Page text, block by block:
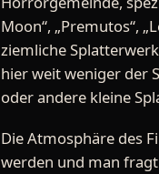
Moon“, „Premutos“,
ziemliche
hier weit weniger der
oder andere kleine
Die Atmosphäre des
werden und man